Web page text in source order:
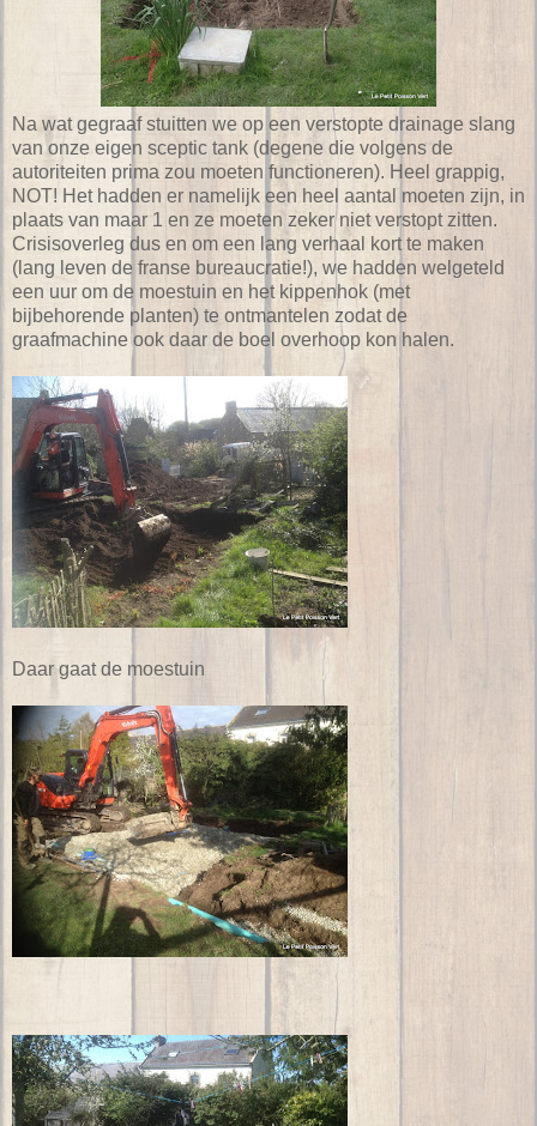
Na wat gegraaf stuitten we op een verstopte drainage slang
van onze eigen sceptic tank (degene die volgens de
autoriteiten prima zou moeten functioneren). Heel grappig,
NOT! Het hadden er namelijk een heel aantal moeten zijn, in
plaats van maar 1 en ze moeten zeker niet verstopt zitten.
Crisisoverleg dus en om een lang verhaal kort te maken
(lang leven de franse bureaucratie!), we hadden welgeteld
een uur om de moestuin en het kippenhok (met
bijbehorende planten) te ontmantelen zodat de
graafmachine ook daar de boel overhoop kon halen.
Daar gaat de moestuin